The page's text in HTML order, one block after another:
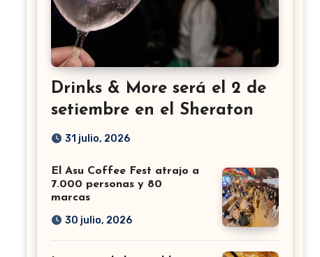
Drinks & More será el 2 de
setiembre en el Sheraton
31 julio, 2026
El Asu Coffee Fest atrajo a
7.000 personas y 80
marcas
30 julio, 2026